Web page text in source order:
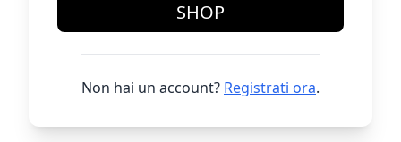
SHOP
Non hai un account? Registrati ora.